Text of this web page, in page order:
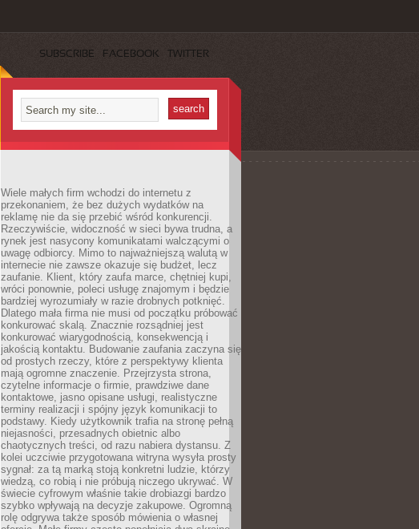
SUBSCRIBE FACEBOOK TWITTER
Wiele małych firm wchodzi do internetu z
przekonaniem, że bez dużych wydatków na
reklamę nie da się przebić wśród konkurencji.
Rzeczywiście, widoczność w sieci bywa trudna, a
rynek jest nasycony komunikatami walczącymi o
uwagę odbiorcy. Mimo to najważniejszą walutą w
internecie nie zawsze okazuje się budżet, lecz
zaufanie. Klient, który zaufa marce, chętniej kupi,
wróci ponownie, poleci usługę znajomym i będzie
bardziej wyrozumiały w razie drobnych potknięć.
Dlatego mała firma nie musi od początku próbować
konkurować skalą. Znacznie rozsądniej jest
konkurować wiarygodnością, konsekwencją i
jakością kontaktu. Budowanie zaufania zaczyna się
od prostych rzeczy, które z perspektywy klienta
mają ogromne znaczenie. Przejrzysta strona,
czytelne informacje o firmie, prawdziwe dane
kontaktowe, jasno opisane usługi, realistyczne
terminy realizacji i spójny język komunikacji to
podstawy. Kiedy użytkownik trafia na stronę pełną
niejasności, przesadnych obietnic albo
chaotycznych treści, od razu nabiera dystansu. Z
kolei uczciwie przygotowana witryna wysyła prosty
sygnał: za tą marką stoją konkretni ludzie, którzy
wiedzą, co robią i nie próbują niczego ukrywać. W
świecie cyfrowym właśnie takie drobiazgi bardzo
szybko wpływają na decyzje zakupowe. Ogromną
rolę odgrywa także sposób mówienia o własnej